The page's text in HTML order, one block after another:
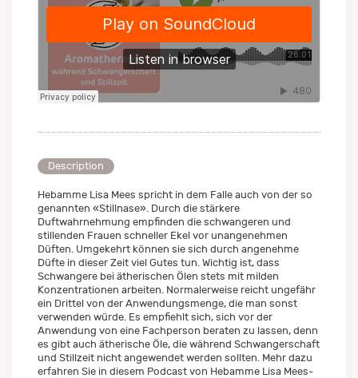
Description
Hebamme Lisa Mees spricht in dem Falle auch von der so
genannten «Stillnase». Durch die stärkere
Duftwahrnehmung empfinden die schwangeren und
stillenden Frauen schneller Ekel vor unangenehmen
Düften. Umgekehrt können sie sich durch angenehme
Düfte in dieser Zeit viel Gutes tun. Wichtig ist, dass
Schwangere bei ätherischen Ölen stets mit milden
Konzentrationen arbeiten. Normalerweise reicht ungefähr
ein Drittel von der Anwendungsmenge, die man sonst
verwenden würde. Es empfiehlt sich, sich vor der
Anwendung von eine Fachperson beraten zu lassen, denn
es gibt auch ätherische Öle, die während Schwangerschaft
und Stillzeit nicht angewendet werden sollten. Mehr dazu
erfahren Sie in diesem Podcast von Hebamme Lisa Mees-